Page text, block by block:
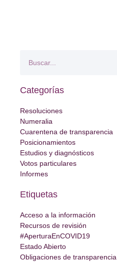
Categorías
Resoluciones
Numeralia
Cuarentena de transparencia
Posicionamientos
Estudios y diagnósticos
Votos particulares
Informes
Etiquetas
Acceso a la información
Recursos de revisión
#AperturaEnCOVID19
Estado Abierto
Obligaciones de transparencia